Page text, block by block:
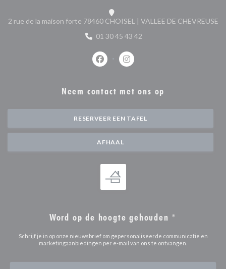
2 rue de la maison forte 78460 CHOISEL | VALLEE DE CHEVREUSE
01 30 45 43 42
Facebook ((opent in een nieuw
Instagram ((opent in een
Neem contact met ons op
RESERVEER EEN TAFEL
AFHAAL
Word op de hoogte gehouden *
Schrijf je in op onze nieuwsbrief om gepersonaliseerde communicatie en
marketingaanbiedingen per e-mail van ons te ontvangen.